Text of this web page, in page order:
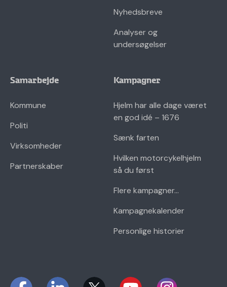
Nyhedsbreve
Analyser og
undersøgelser
Samarbejde
Kommune
Politi
Virksomheder
Partnerskaber
Kampagner
Hjelm har alle dage været
en god idé – 1676
Sænk farten
Hvilken motorcykelhjelm
så du først
Flere kampagner...
Kampagnekalender
Personlige historier